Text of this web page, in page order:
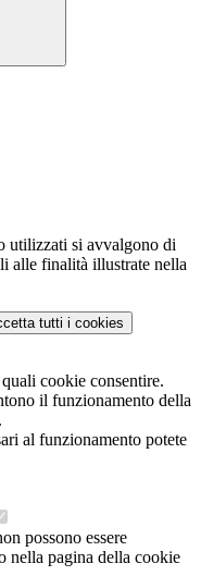
utilizzati si avvalgono di
alle finalità illustrate nella
tutti i cookies
cookie consentire.
il funzionamento della
al funzionamento potete
possono essere
nella pagina della cookie